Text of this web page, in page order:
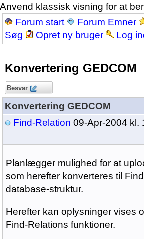
Anvend klassisk visning for at
Forum start
Forum Emner
Søg
Opret ny bruger Log
Konvertering GEDCOM
Besvar
Konvertering GEDCOM
Find-Relation 09-Apr-2004 kl.
Planlægger mulighed for at
som herefter konverteres til
database-struktur.
Herefter kan oplysninger vises
Find-Relations funktioner.